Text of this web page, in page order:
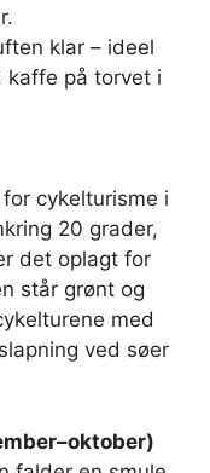
klar – ideel
kaffe på torvet i
cykelturisme i
20 grader,
det oplagt for
står grønt og
med
ved søer